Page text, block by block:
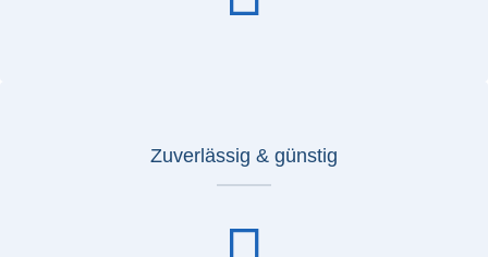
Zuverlässig & günstig